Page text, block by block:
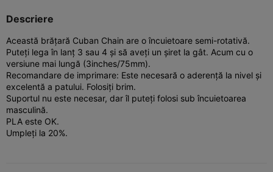
Descriere
Această brățară Cuban Chain are o încuietoare semi-rotativă.
Puteți lega în lanț 3 sau 4 și să aveți un șiret la gât. Acum cu o
versiune mai lungă (3inches/75mm).
Recomandare de imprimare: Este necesară o aderență la nivel și
excelentă a patului. Folosiți brim.
Suportul nu este necesar, dar îl puteți folosi sub încuietoarea
masculină.
PLA este OK.
Umpleți la 20%.